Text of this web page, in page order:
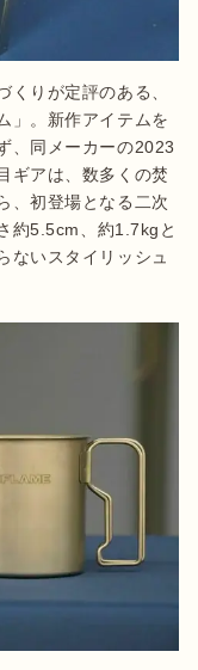
りが定評のある、
」。新作アイテムを
、同メーカーの2023
ギアは、数多くの焚
、初登場となる二次
約5.5cm、約1.7kgと
ないスタイリッシュ